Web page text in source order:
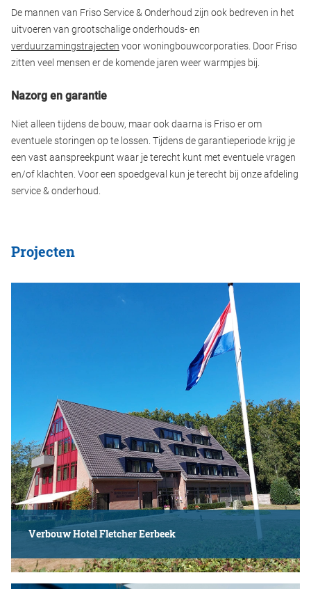
De mannen van Friso Service & Onderhoud zijn ook bedreven in het
uitvoeren van grootschalige onderhouds- en
verduurzamingstrajecten voor woningbouwcorporaties. Door Friso
zitten veel mensen er de komende jaren weer warmpjes bij.
Nazorg en garantie
Niet alleen tijdens de bouw, maar ook daarna is Friso er om
eventuele storingen op te lossen. Tijdens de garantieperiode krijg je
een vast aanspreekpunt waar je terecht kunt met eventuele vragen
en/of klachten. Voor een spoedgeval kun je terecht bij onze afdeling
service & onderhoud.
Projecten
Verbouw Hotel Fletcher Eerbeek